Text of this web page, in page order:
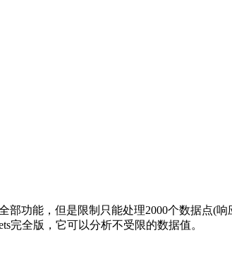
部功能，但是限制只能处理2000个数据点(
完全版，它可以分析不受限的数据值。